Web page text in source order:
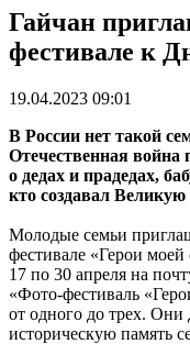
Гайчан
фестивале к
19.04.2023 09:01
В России нет такой
Отечественная
о дедах и прадедах,
кто создавал
Молодые семьи
фестивале «Герои
17 по 30 апреля на
«Фото-фестиваль
от одного до трех.
историческую память